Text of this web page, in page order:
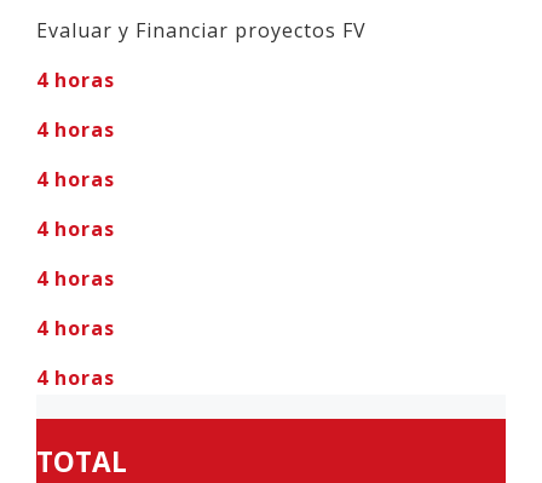
Evaluar y Financiar proyectos FV
4 horas
4 horas
4 horas
4 horas
4 horas
4 horas
4 horas
TOTAL